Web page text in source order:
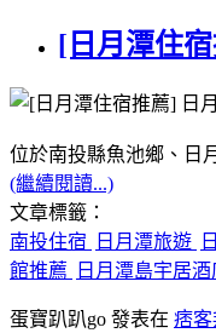
[日月潭住
位於南投縣魚池鄉、日
(繼續閱讀...)
文章標籤：
南投住宿
日月潭旅遊
館推薦
日月潭島宇居酒
蛋寶趴趴go 發表在 痞客